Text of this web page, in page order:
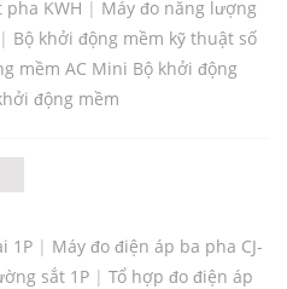
KWH | Máy đo năng lượng
| Bộ khởi động mềm kỹ thuật số
mềm AC Mini Bộ khởi động
động mềm
1P | Máy đo điện áp ba pha CJ-
sắt 1P | Tổ hợp đo điện áp